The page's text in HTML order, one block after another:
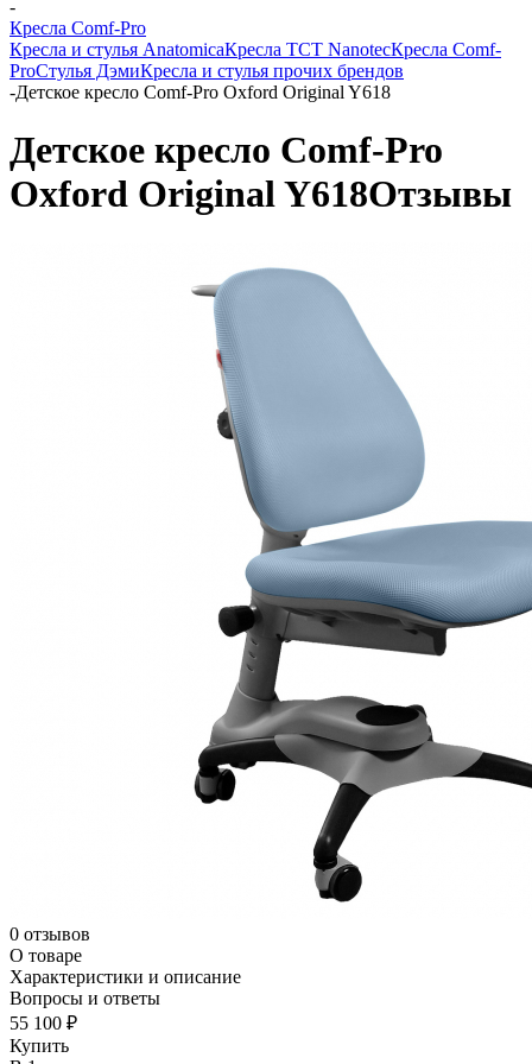
-
Кресла Comf-Pro
Кресла и стулья AnatomicaКресла TCT NanotecКресла Comf-
ProСтулья ДэмиКресла и стулья прочих брендов
-Детское кресло Comf-Pro Oxford Original Y618
Детское кресло Comf-Pro
Oxford Original Y618Отзывы
0 отзывов
О товаре
Характеристики и описание
Вопросы и ответы
55 100 ₽
Купить